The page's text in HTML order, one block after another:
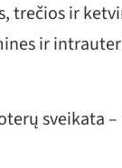
trečios ir
ir
sveikata